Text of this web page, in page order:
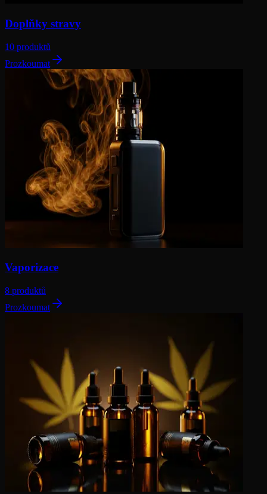
Doplňky stravy
10 produktů
Prozkoumat
Vaporizace
8 produktů
Prozkoumat